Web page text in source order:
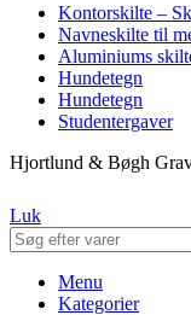
Kontorskilte –
Navneskilte til
Aluminiums
Hundetegn
Hundetegn
Studentergaver
Hjortlund & Bøgh
Luk
Menu
Kategorier